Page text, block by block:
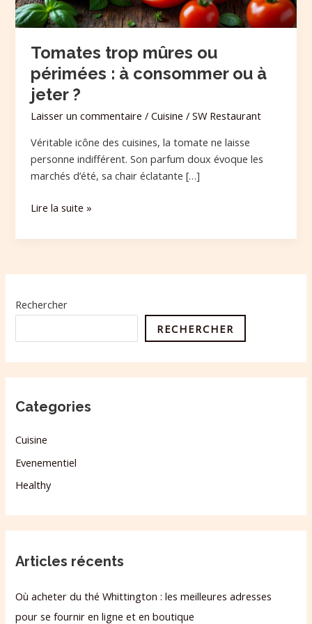
Tomates trop mûres ou
périmées : à consommer ou à
jeter ?
Laisser un commentaire /Cuisine /SW Restaurant
Véritable icône des cuisines, la tomate ne laisse
personne indifférent. Son parfum doux évoque les
marchés d’été, sa chair éclatante […]
ou
à
?
Lire la suite »
Rechercher
RECHERCHER
Categories
Cuisine
Evenementiel
Healthy
Articles récents
Où acheter du thé Whittington : les meilleures adresses
pour se fournir en ligne et en boutique